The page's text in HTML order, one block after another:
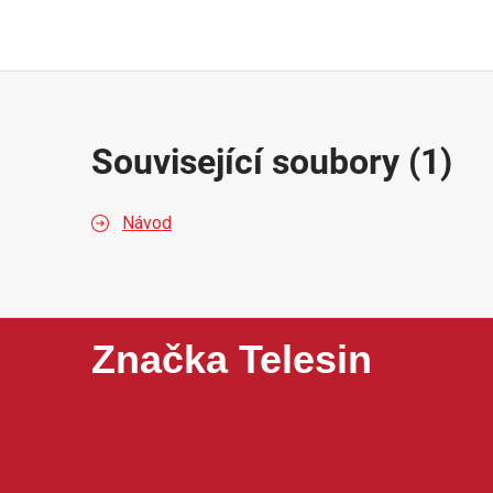
Související soubory (1)
Návod
Značka Telesin